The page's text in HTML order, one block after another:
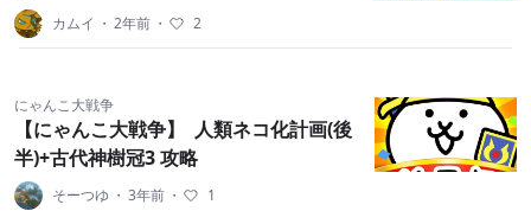
カムイ ・ 2年前 ・ 2
にゃんこ大戦争
【にゃんこ大戦争】 人類ネコ化計画(後
半)+古代神樹冠3 攻略
そーつゆ ・ 3年前 ・ 1